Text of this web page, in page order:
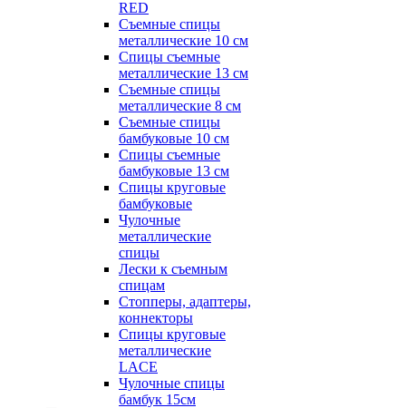
RED
Съемные спицы
металлические 10 см
Спицы съемные
металлические 13 см
Съемные спицы
металлические 8 см
Съемные спицы
бамбуковые 10 см
Спицы съемные
бамбуковые 13 см
Спицы круговые
бамбуковые
Чулочные
металлические
спицы
Лески к съемным
спицам
Стопперы, адаптеры,
коннекторы
Спицы круговые
металлические
LACE
Чулочные спицы
бамбук 15см